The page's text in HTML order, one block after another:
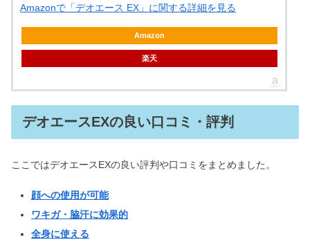
Amazonで「デオエース EX」に関する詳細を見る
Amazon
楽天
デオエースEXの良い口コミ・評判
ここではデオエースEXの良い評判や口コミをまとめました。
顔への使用が可能
ワキガ・脇汗に効果的
全身に使える